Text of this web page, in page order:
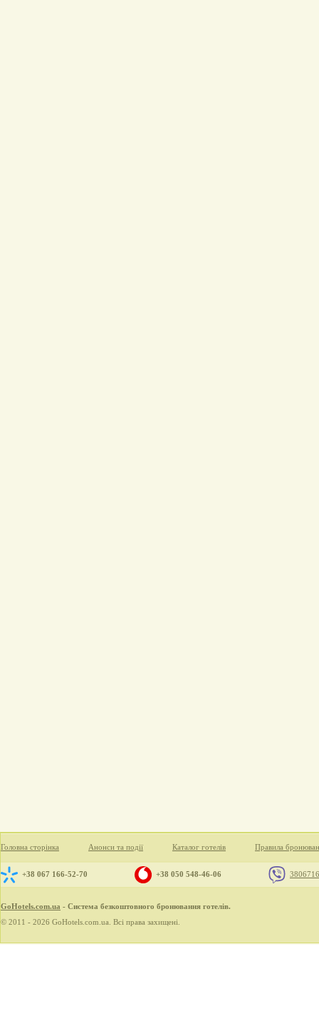
Головна сторінка Анонси та події Каталог готелів Правила
+38 067 166-52-70 +38 050 548-46-06
GoHotels.com.ua - Система безкоштовного бронювання готелів.
© 2011 - 2026 GoHotels.com.ua. Всі права захищені.